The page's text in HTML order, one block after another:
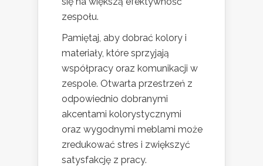
zespołu.
Pamiętaj, aby dobrać kolory i
materiały, które sprzyjają
współpracy oraz komunikacji w
zespole. Otwarta przestrzeń z
odpowiednio dobranymi
akcentami kolorystycznymi
oraz wygodnymi meblami może
zredukować stres i zwiększyć
satysfakcję z pracy.